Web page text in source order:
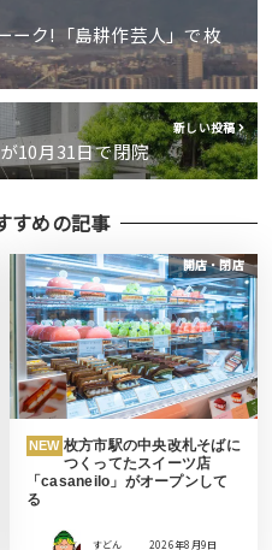
ーク!「島耕作芸人」で枚
新しい投稿
10月31日で閉院
すめの記事
開店・閉店
NEW 枚方市駅の中央改札そばに
つくってたスイーツ店
「casaneilo」がオープンして
る
すどん 2026年8月9日